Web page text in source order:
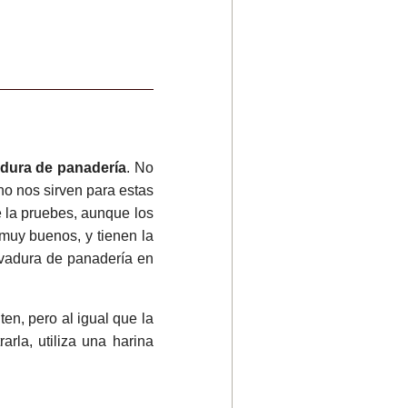
de panadería. No
nos sirven para estas
pruebes, aunque los
buenos, y tienen la
de panadería en
pero al igual que la
utiliza una harina